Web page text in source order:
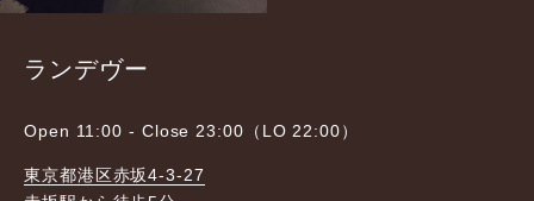
ランデヴー
Open 11:00 - Close 23:00（LO 22:00）
東京都港区赤坂4-3-27